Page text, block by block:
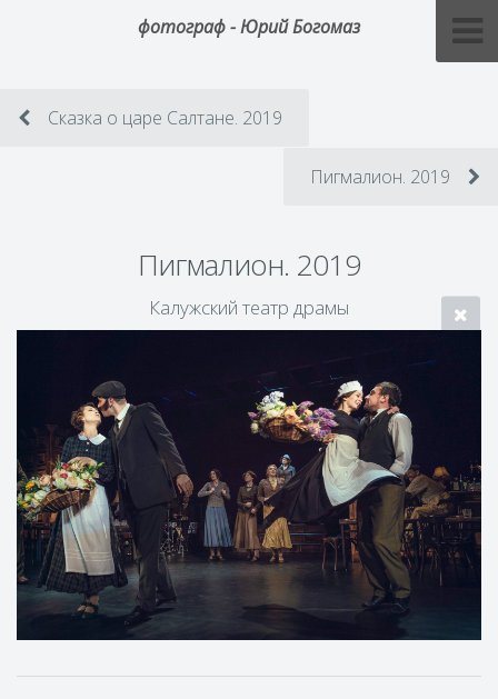
фотограф - Юрий Богомаз
Сказка о царе Салтане. 2019
Пигмалион. 2019
Пигмалион. 2019
Калужский театр драмы